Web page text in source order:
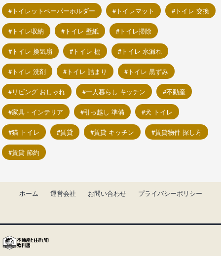
トイレットペーパーホルダー トイレマット トイレ 交換
トイレ収納 トイレ 壁紙 トイレ掃除
トイレ 換気扇 トイレ 棚 トイレ 水漏れ
トイレ 洗剤 トイレ 詰まり トイレ 黒ずみ
リビング おしゃれ 一人暮らし キッチン 不動産
家具・インテリア 引っ越し 準備 犬 トイレ
猫 トイレ 賃貸 賃貸 キッチン 賃貸物件 探し方
賃貸 節約
ホーム 運営会社 お問い合わせ プライバシーポリシー